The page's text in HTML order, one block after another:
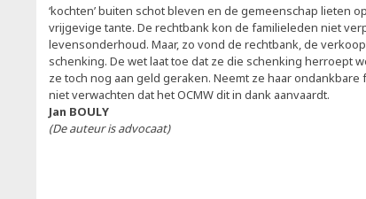
‘kochten’ buiten schot bleven en de gemeenschap lieten
vrijgevige tante. De rechtbank kon de familieleden niet
levensonderhoud. Maar, zo vond de rechtbank, de
schenking. De wet laat toe dat ze die schenking herroept
ze toch nog aan geld geraken. Neemt ze haar ondankbare
niet verwachten dat het OCMW dit in dank aanvaardt.
Jan BOULY
(De auteur is advocaat)